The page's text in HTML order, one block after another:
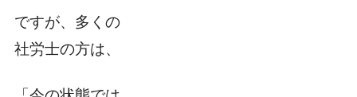
ですが、多くの
社労士の方は、